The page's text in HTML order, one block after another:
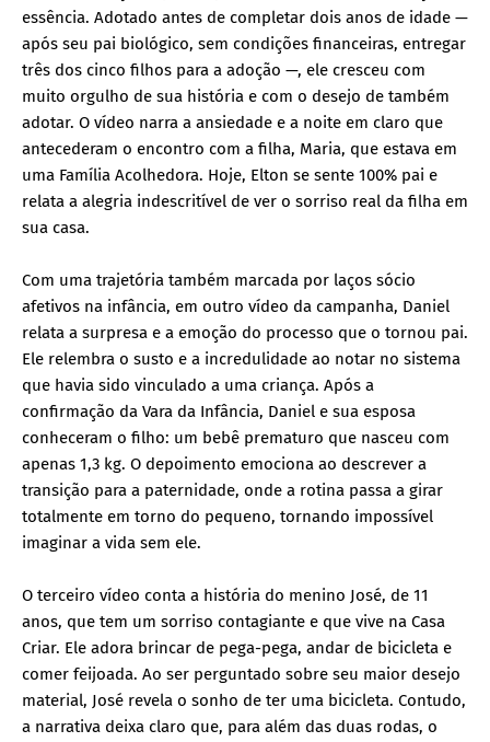
essência. Adotado antes de completar dois anos de idade —
após seu pai biológico, sem condições financeiras, entregar
três dos cinco filhos para a adoção —, ele cresceu com
muito orgulho de sua história e com o desejo de também
adotar. O vídeo narra a ansiedade e a noite em claro que
antecederam o encontro com a filha, Maria, que estava em
uma Família Acolhedora. Hoje, Elton se sente 100% pai e
relata a alegria indescritível de ver o sorriso real da filha em
sua casa.
Com uma trajetória também marcada por laços sócio
afetivos na infância, em outro vídeo da campanha, Daniel
relata a surpresa e a emoção do processo que o tornou pai.
Ele relembra o susto e a incredulidade ao notar no sistema
que havia sido vinculado a uma criança. Após a
confirmação da Vara da Infância, Daniel e sua esposa
conheceram o filho: um bebê prematuro que nasceu com
apenas 1,3 kg. O depoimento emociona ao descrever a
transição para a paternidade, onde a rotina passa a girar
totalmente em torno do pequeno, tornando impossível
imaginar a vida sem ele.
O terceiro vídeo conta a história do menino José, de 11
anos, que tem um sorriso contagiante e que vive na Casa
Criar. Ele adora brincar de pega-pega, andar de bicicleta e
comer feijoada. Ao ser perguntado sobre seu maior desejo
material, José revela o sonho de ter uma bicicleta. Contudo,
a narrativa deixa claro que, para além das duas rodas, o